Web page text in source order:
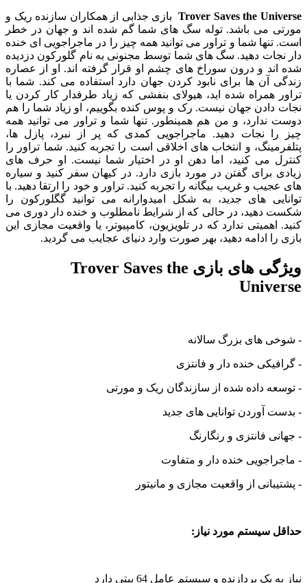
Trover Saves the Universeبازی جذابی از همکاران سازنده ریک و
مورتی می باشد. توله سگ های شما گم شده اند و جهان در خطر
است. تنها شما و تراور می توانید همه چیز را در ماجراجویی ای خنده
دار نجات دهید. سگ های شما توسط مجنونی به نام گلورکون دزدیده
شده اند و درون سوراخ های چشم او قرار گرفته اند. او از عصاره
زندگی آن ها برای نابود کردن جهان دارد استفاده می کند. شما با
تراور همراه شده اید، هیولای بنفشی که زیاد طرفدار کار کردن یا
نجات دادن جهان نیست. رک و پوس کنده بگوییم، او زیاد شما را هم
دوست ندارد، و من هم همینطور. تنها شما و تراور می توانید همه
چیز را نجات دهید. ماجراجویی کمدی که پر از نبرد، پازل ها،
پتلفرمینگ، و انتخاب های اخلاقی است را تجربه کنید. شما تراور را
کنترل می کنید، اما دهن او در اختیار شما نیست. او حرف های
زیادی برای گفتن در مورد بازی دارد. در کیهان سفر کنید و سیاره
های عجیب و غریب بیگانه را تجربه کنید. تراور و خود را ارتقا دهید. با
توانایی های جدید، به شکل امیدوارانه می توانید گگلورکون را
شکست دهید، در حالی که از شرایط نامطلوب و خنده دار دوری می
کنید. اهمیتی ندارد که در تلویزیون، کامپیوتر، یا واقعیت مجازی این
بازی را ادامه دهید، بهر صورت وارد دنیای عجایب می گردید.
ویژگی های بازی Trover Saves the
Universe
- شوخی های بزرگ سالانه
- گرافیکی خنده دار و فانتزی
- توسعه داده شده از سازندگان ریک و مورتی
- بدست آوردن توانایی های جدید
- جهانی فانتزی و رنگارنگ
- ماجراجویی خنده دار و متفاوت
- پشتیبانی از واقعیت مجازی و مانیتور
حداقل سیستم مورد نیاز:
نیاز به یک پردازنده و سیستم عامل 64 بیتی دارد